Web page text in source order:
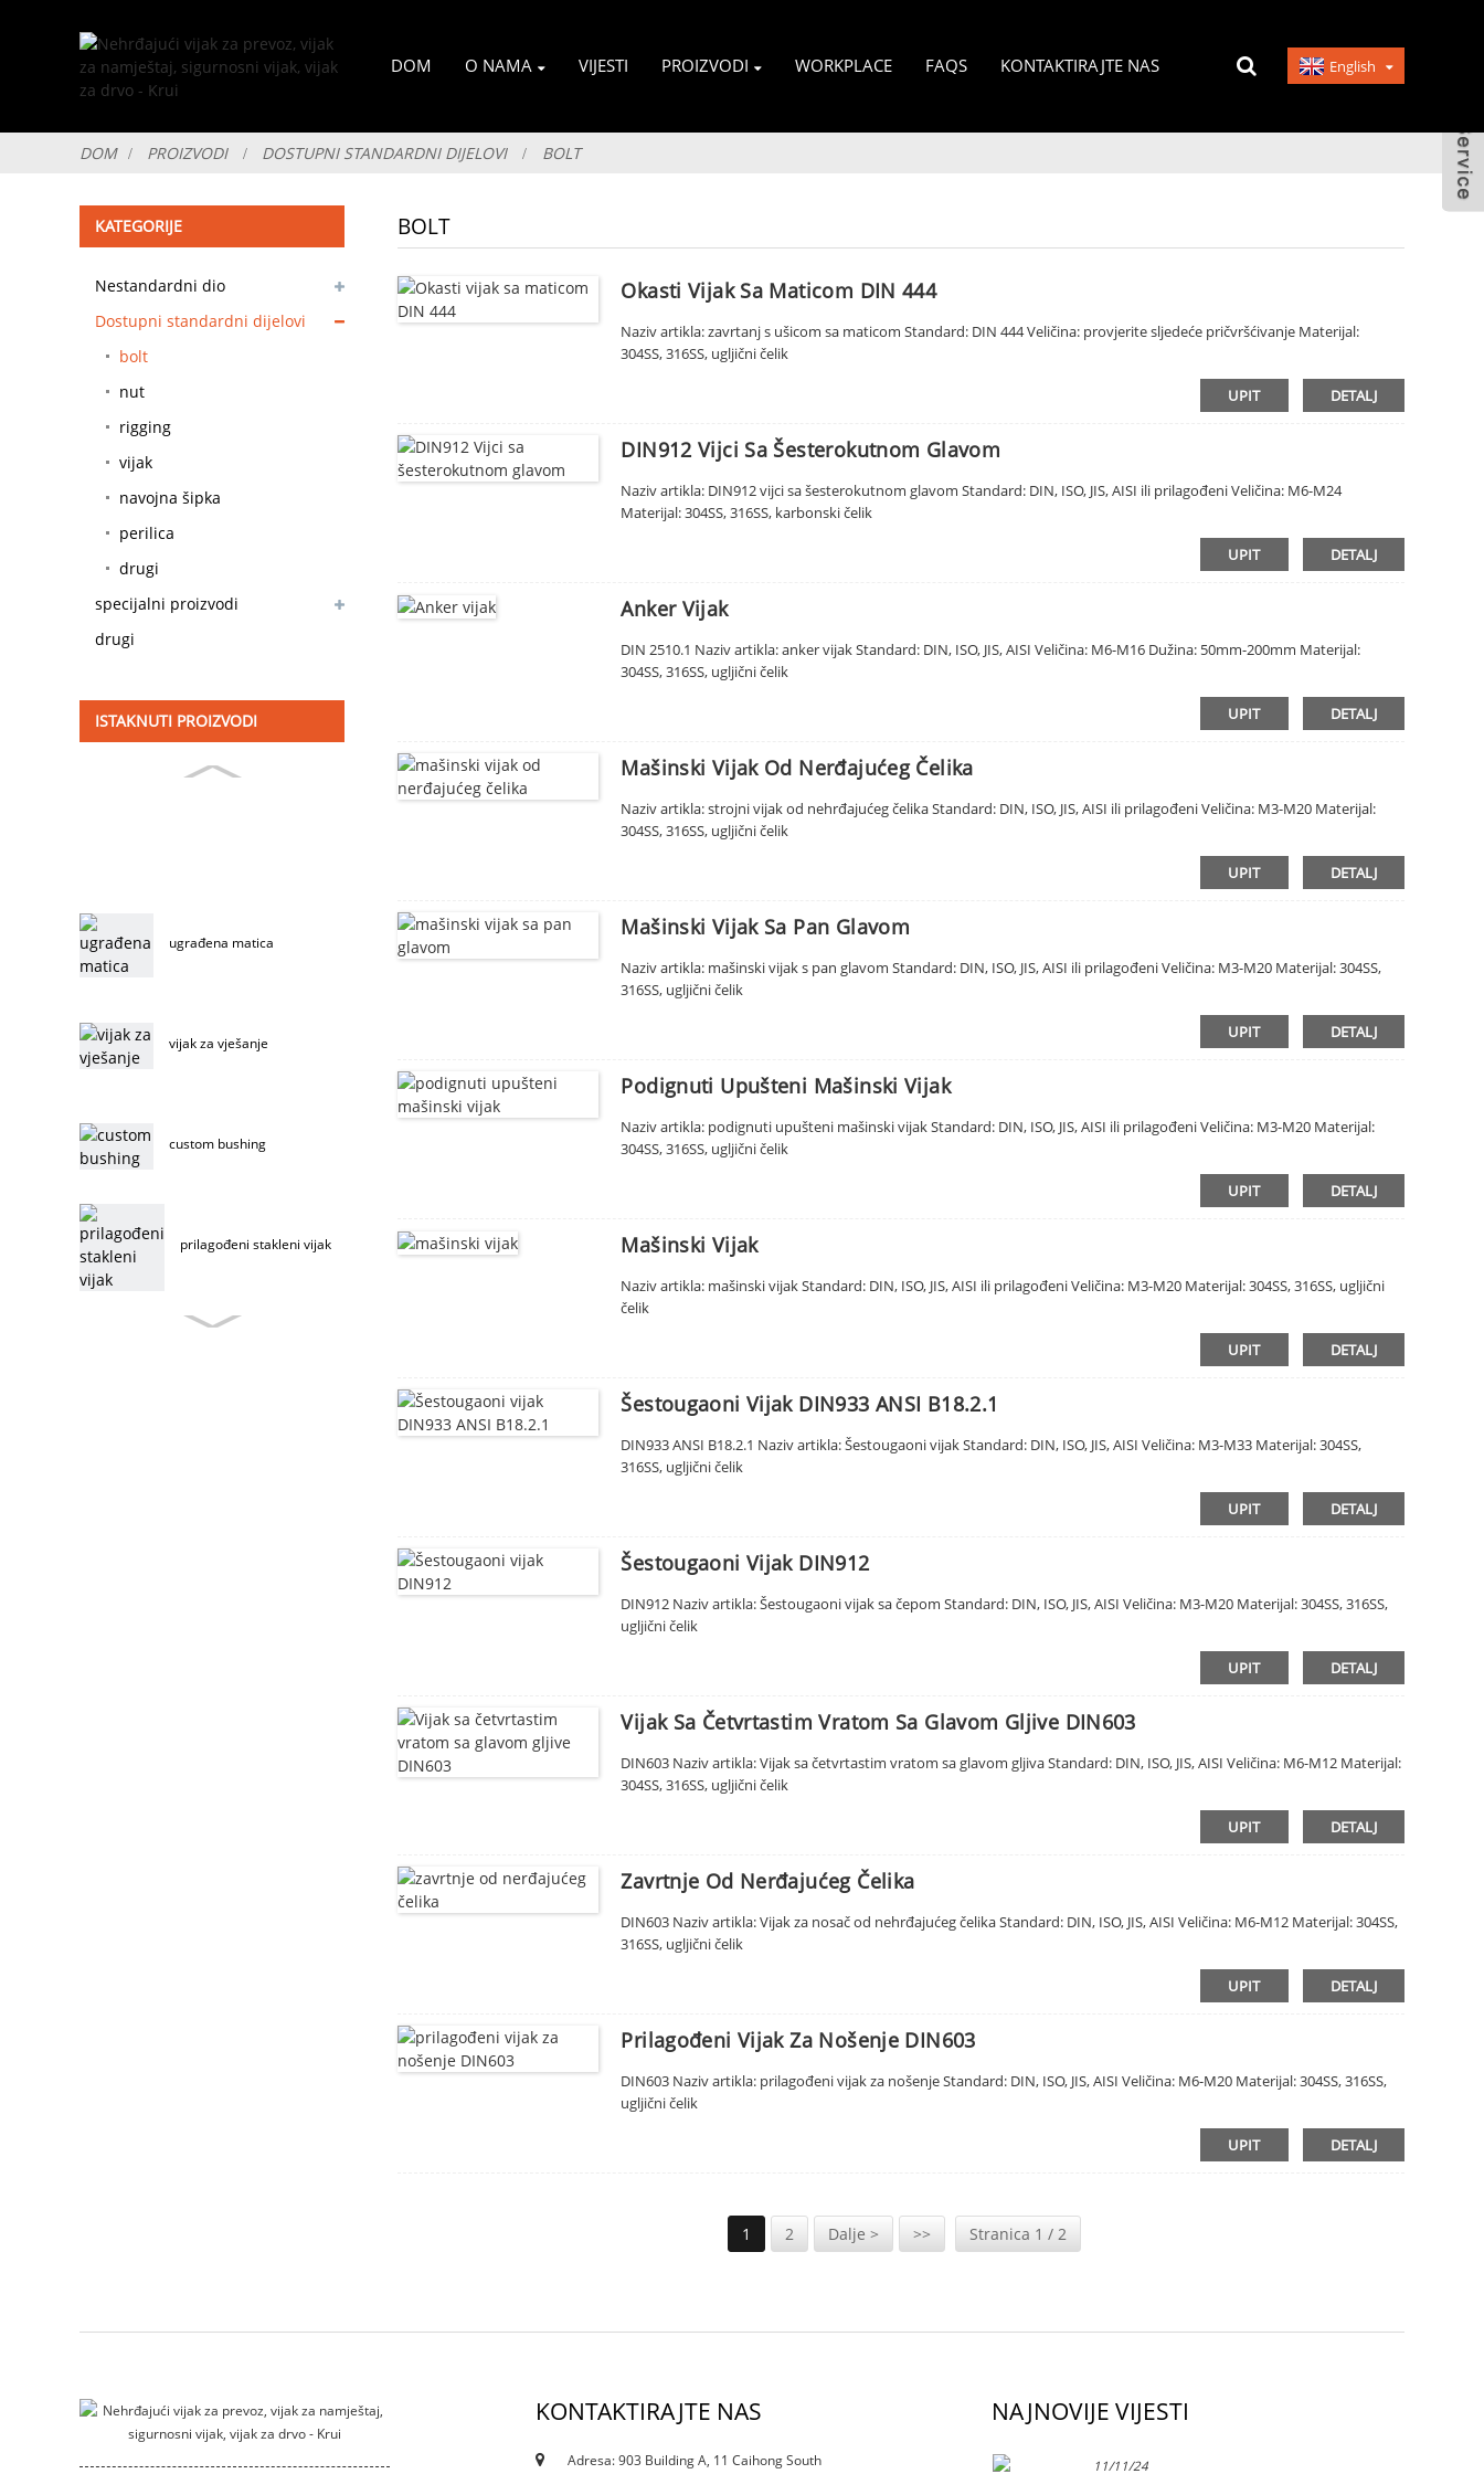
DOM O NAMA VIJESTI PROIZVODI WORKPLACE FAQS KONTAKTIRAJTE NAS English
DOM PROIZVODI DOSTUPNI STANDARDNI DIJELOVI BOLT
KATEGORIJE
Nestandardni dio
prilagodljiv
Dostupni standardni dijelovi
bolt
nut
rigging
vijak
navojna šipka
perilica
drugi
specijalni proizvodi
drugi
ISTAKNUTI PROIZVODI
ugrađena matica
vijak za vješanje
custom bushing
prilagođeni stakleni vijak
DIN912 Vijci sa
glavom
BOLT
Okasti Vijak Sa Maticom DIN 444
Naziv artikla: zavrtanj s ušicom sa maticom Standard: DIN 444 Veličina: provjerite sljedeće pričvršćivanje Materijal:
304SS, 316SS, ugljični čelik
UPIT DETALJ
DIN912 Vijci Sa Šesterokutnom Glavom
Naziv artikla: DIN912 vijci sa šesterokutnom glavom Standard: DIN, ISO, JIS, AISI ili prilagođeni Veličina: M6-M24
Materijal: 304SS, 316SS, karbonski čelik
UPIT DETALJ
Anker Vijak
DIN 2510.1 Naziv artikla: anker vijak Standard: DIN, ISO, JIS, AISI Veličina: M6-M16 Dužina: 50mm-200mm Materijal:
304SS, 316SS, ugljični čelik
UPIT DETALJ
Mašinski Vijak Od Nerđajućeg Čelika
Naziv artikla: strojni vijak od nehrđajućeg čelika Standard: DIN, ISO, JIS, AISI ili prilagođeni Veličina: M3-M20 Materijal:
304SS, 316SS, ugljični čelik
UPIT DETALJ
Mašinski Vijak Sa Pan Glavom
Naziv artikla: mašinski vijak s pan glavom Standard: DIN, ISO, JIS, AISI ili prilagođeni Veličina: M3-M20 Materijal: 304SS,
316SS, ugljični čelik
UPIT DETALJ
Podignuti Upušteni Mašinski Vijak
Naziv artikla: podignuti upušteni mašinski vijak Standard: DIN, ISO, JIS, AISI ili prilagođeni Veličina: M3-M20 Materijal:
304SS, 316SS, ugljični čelik
UPIT DETALJ
Mašinski Vijak
Naziv artikla: mašinski vijak Standard: DIN, ISO, JIS, AISI ili prilagođeni Veličina: M3-M20 Materijal: 304SS, 316SS, ugljični
čelik
UPIT DETALJ
Šestougaoni Vijak DIN933 ANSI B18.2.1
DIN933 ANSI B18.2.1 Naziv artikla: Šestougaoni vijak Standard: DIN, ISO, JIS, AISI Veličina: M3-M33 Materijal: 304SS,
316SS, ugljični čelik
UPIT DETALJ
Šestougaoni Vijak DIN912
DIN912 Naziv artikla: Šestougaoni vijak sa čepom Standard: DIN, ISO, JIS, AISI Veličina: M3-M20 Materijal: 304SS, 316SS,
ugljični čelik
UPIT DETALJ
Vijak Sa Četvrtastim Vratom Sa Glavom Gljive DIN603
DIN603 Naziv artikla: Vijak sa četvrtastim vratom sa glavom gljiva Standard: DIN, ISO, JIS, AISI Veličina: M6-M12 Materijal:
304SS, 316SS, ugljični čelik
UPIT DETALJ
Zavrtnje Od Nerđajućeg Čelika
DIN603 Naziv artikla: Vijak za nosač od nehrđajućeg čelika Standard: DIN, ISO, JIS, AISI Veličina: M6-M12 Materijal: 304SS,
316SS, ugljični čelik
UPIT DETALJ
Prilagođeni Vijak Za Nošenje DIN603
DIN603 Naziv artikla: prilagođeni vijak za nošenje Standard: DIN, ISO, JIS, AISI Veličina: M6-M20 Materijal: 304SS, 316SS,
ugljični čelik
UPIT DETALJ
1 2 Dalje > >> Stranica 1 / 2
KONTAKTIRAJTE NAS
Adresa: 903 Building A, 11 Caihong South
NAJNOVIJE VIJESTI
12/10/21 11/11/24